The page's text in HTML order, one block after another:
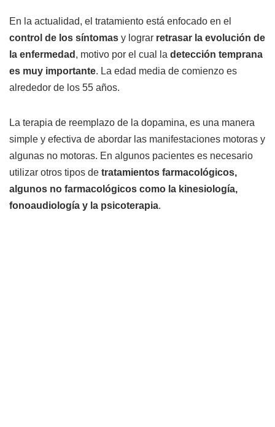
En la actualidad, el tratamiento está enfocado en el
control de los síntomas y lograr retrasar la evolución de
la enfermedad , motivo por el cual la detección temprana
es muy importante. La edad media de comienzo es
alrededor de los 55 años.
La terapia de reemplazo de la dopamina, es una manera
simple y efectiva de abordar las manifestaciones motoras y
algunas no motoras. En algunos pacientes es necesario
utilizar otros tipos de tratamientos farmacológicos,
algunos no farmacológicos como la kinesiología,
fonoaudiología y la psicoterapia.